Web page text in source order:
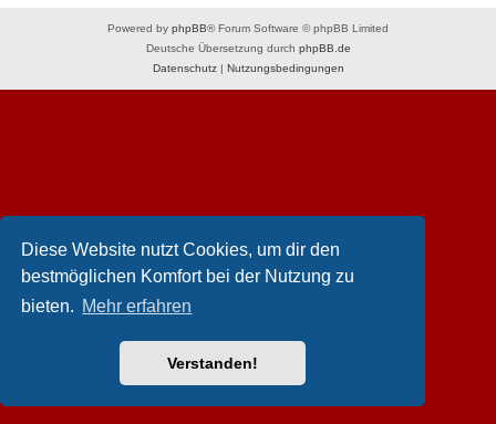
Diese Website nutzt Cookies, um dir den
bestmöglichen Komfort bei der Nutzung zu
bieten. Mehr erfahren
Verstanden!
Powered by phpBB® Forum Software © phpBB Limited
Deutsche Übersetzung durch phpBB.de
Datenschutz| Nutzungsbedingungen